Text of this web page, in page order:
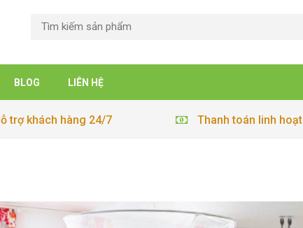
BLOG LIÊN HỆ
trợ khách hàng 24/7 Thanh toán linh hoạt